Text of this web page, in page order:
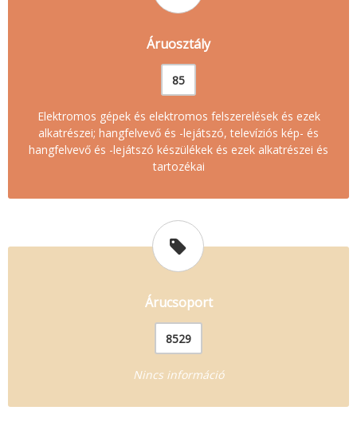
Áruosztály
85
Elektromos gépek és elektromos felszerelések és ezek
alkatrészei; hangfelvevő és -lejátszó, televíziós kép- és
hangfelvevő és -lejátszó készülékek és ezek alkatrészei és
tartozékai
Árucsoport
8529
Nincs információ